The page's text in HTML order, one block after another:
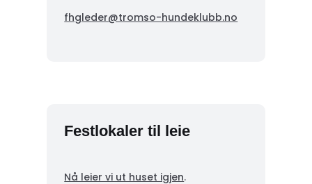
fhgleder@tromso-hundeklubb.no
Festlokaler til leie
Nå leier vi ut huset igjen.